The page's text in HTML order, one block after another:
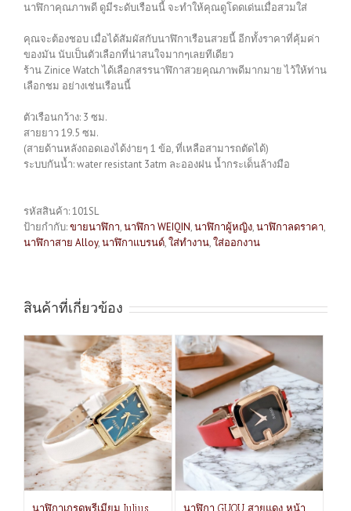
นาฬิกาคุณภาพดี ดูมีระดับเรือนนี้ จะทำให้คุณดูโดดเด่นเมื่อสวมใส่
คุณจะต้องชอบ เมื่อได้สัมผัสกับนาฬิกาเรือนสวยนี้ อีกทั้งราคาที่คุ้มค่า
ของมัน นับเป็นตัวเลือกที่น่าสนใจมากๆเลยทีเดียว
ร้าน Zinice Watch ได้เลือกสรรนาฬิกาสวยคุณภาพดีมากมาย ไว้ให้ท่าน
เลือกชม อย่างเช่นเรือนนี้
ตัวเรือนกว้าง: 3 ซม.
สายยาว 19.5 ซม.
(สายด้านหลังถอดเองได้ง่ายๆ 1 ข้อ, ที่เหลือสามารถตัดได้)
ระบบกันน้ำ: water resistant 3atm ละอองฝน น้ำกระเด็นล้างมือ
รหัสสินค้า:101SL
ป้ายกำกับ:ขายนาฬิกา,นาฬิกา WEIQIN,นาฬิกาผู้หญิง,นาฬิกาลดราคา,
นาฬิกาสาย Alloy,นาฬิกาแบรนด์,ใส่ทำงาน,ใส่ออกงาน
สินค้าที่เกี่ยวข้อง
นาฬิกาเกรดพรีเมียม Julius นาฬิกา GUOU สายแดง หน้า